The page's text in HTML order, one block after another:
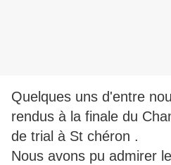
Quelques uns d'entre
rendus à la finale du
de trial à St chéron .
Nous avons pu admirer